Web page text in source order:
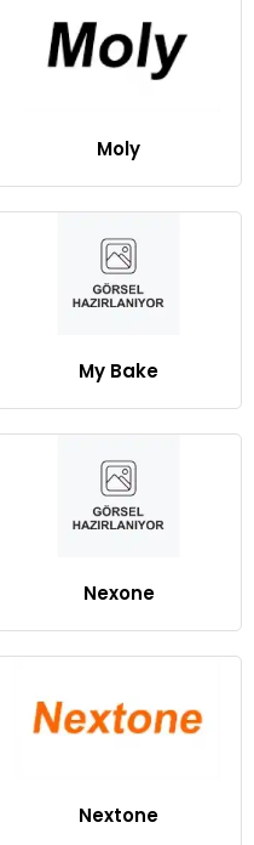
Moly
My Bake
Nexone
Nextone